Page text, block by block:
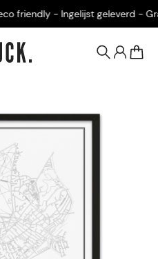
friendly - Ingelijst geleverd -